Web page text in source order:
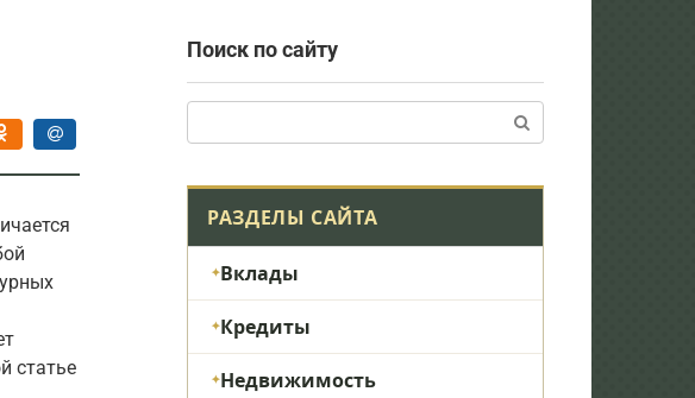
статье
Поиск по сайту
РАЗДЕЛЫ САЙТА
Вклады
Кредиты
Недвижимость